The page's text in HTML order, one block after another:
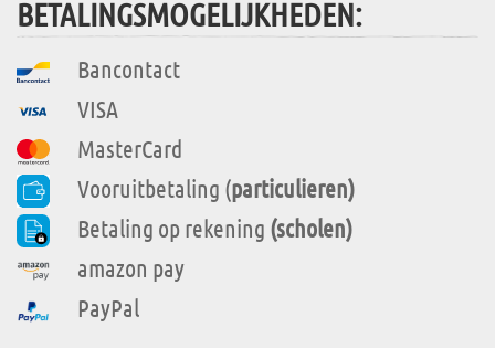
BETALINGSMOGELIJKHEDEN:
Bancontact
VISA
MasterCard
Vooruitbetaling (particulieren)
Betaling op rekening (scholen)
amazon pay
PayPal